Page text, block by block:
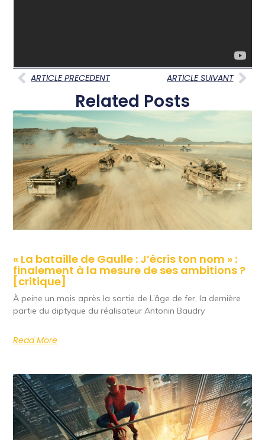
ARTICLE PRECEDENT ARTICLE SUIVANT
Related Posts
« La bataille de Gaulle : J’écris ton nom » :
finalement à la mesure de ses ambitions ?
[critique]
À peine un mois après la sortie de L’âge de fer, la dernière
partie du diptyque du réalisateur Antonin Baudry
Read More